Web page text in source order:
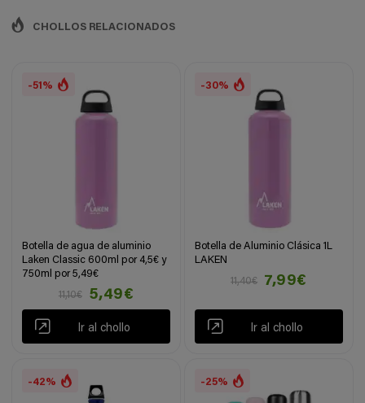
CHOLLOS RELACIONADOS
-51%
Botella de agua de aluminio
Laken Classic 600ml por 4,5€ y
750ml por 5,49€
11,10€
5,49€
Ir al chollo
-30%
Botella de Aluminio Clásica 1L
LAKEN
11,40€
7,99€
Ir al chollo
-42% -25%